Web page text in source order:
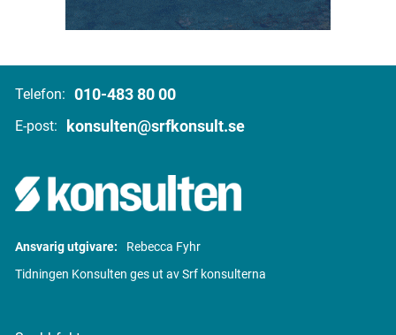
Telefon: 010-483 80 00
E-post: konsulten@srfkonsult.se
Ansvarig utgivare:
Rebecca Fyhr
Tidningen Konsulten ges ut av Srf konsulterna